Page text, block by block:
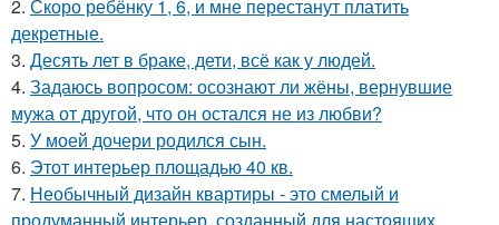
2. Скоро ребёнку 1, 6, и мне перестанут платить
декретные.
3. Десять лет в браке, дети, всё как у людей.
4. Задаюсь вопросом: осознают ли жёны, вернувшие
мужа от другой, что он остался не из любви?
5. У моей дочери родился сын.
6. Этот интерьер площадью 40 кв.
7. Необычный дизайн квартиры - это смелый и
продуманный интерьер, созданный для настоящих